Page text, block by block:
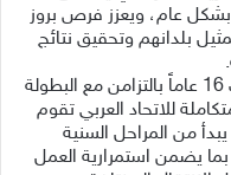
بشكل عام، ويعزز فرص بروز
بلدانهم وتحقيق نتائج
وأشار إلى أنّ إقامة البطولة العربية تحت 16 عاماً بالتزامن مع البطولة
متكاملة للاتحاد العربي تقوم
من المراحل السنية
بما يضمن استمرارية العمل